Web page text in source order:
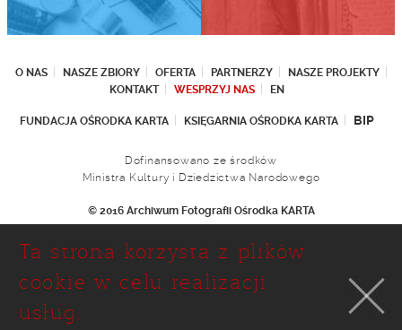
O NAS NASZE ZBIORY OFERTA PARTNERZY
NASZE PROJEKTY
KONTAKT
WESPRZYJ NAS EN
FUNDACJA OŚRODKA KARTA KSIĘGARNIA OŚRODKA KARTA BIP
Dofinansowano ze środków
Ministra Kultury i Dziedzictwa Narodowego
© 2016 Archiwum Fotografii Ośrodka KARTA
Ul. Narbutta 29
02-536 Warszawa
tel.: (+48 22) 646 36 90
Ta strona korzysta z plików
cookie w celu realizacji
usług.